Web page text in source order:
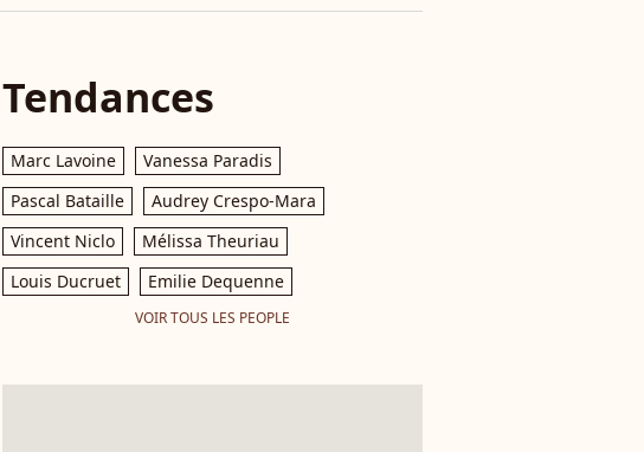
Tendances
Marc Lavoine
Vanessa Paradis
Pascal Bataille
Audrey Crespo-Mara
Vincent Niclo
Mélissa Theuriau
Louis Ducruet
Emilie Dequenne
VOIR TOUS LES PEOPLE